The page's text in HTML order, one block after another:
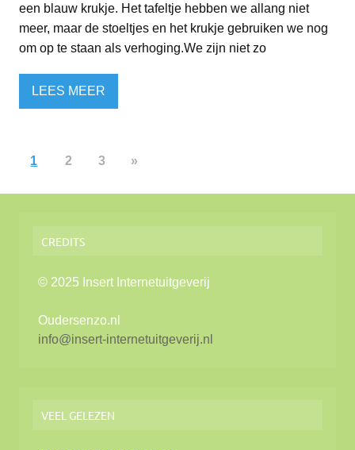
een blauw krukje. Het tafeltje hebben we allang niet
meer, maar de stoeltjes en het krukje gebruiken we nog
om op te staan als verhoging.We zijn niet zo
LEES MEER
1 2 3 »
CREDITS
© 2025 Insert Internetuitgeverij
Oudersenzo.nl
info@insert-internetuitgeverij.nl
VEEL GELEZEN